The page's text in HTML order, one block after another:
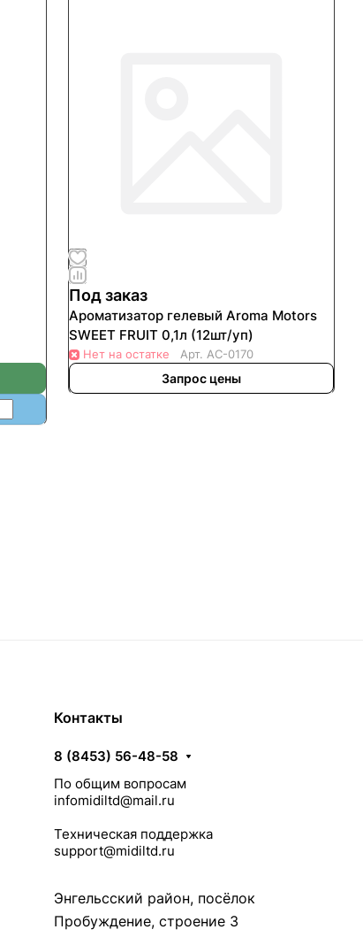
Под заказ
Ароматизатор гелевый Aroma Motors
SWEET FRUIT 0,1л (12шт/уп)
Нет на остатке Арт. АС-0170
Запрос цены
Контакты
8 (8453) 56-48-58
По общим вопросам
infomidiltd@mail.ru
Техническая поддержка
support@midiltd.ru
Энгельсский район, посёлок
Пробуждение, строение 3